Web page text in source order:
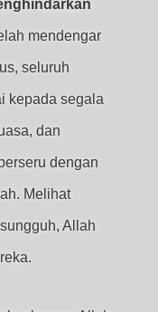
mendengar
seluruh
kepada segala
dan
dengan
Melihat
Allah